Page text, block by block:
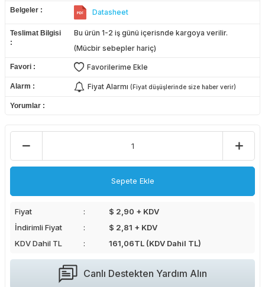
Belgeler Datasheet
Teslimat Bilgisi
Bu ürün 1-2 iş günü içerisnde kargoya verilir.
(Mücbir sebepler hariç)
Favori Favorilerime Ekle
Alarm Fiyat Alarmı (Fiyat düşüşlerinde size haber verir)
Yorumlar
Sepete Ekle
Fiyat
$ 2,90 + KDV
İndirimli Fiyat
$ 2,81 + KDV
KDV Dahil TL
161,06TL (KDV Dahil TL)
Canlı Destekten Yardım Alın